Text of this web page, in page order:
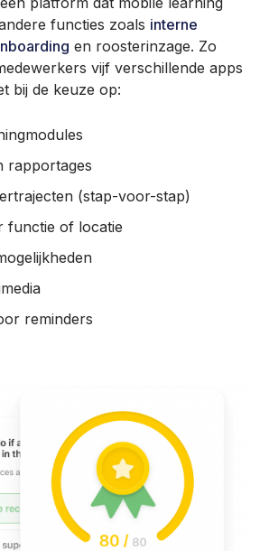
functies zoals interne
en roosterinzage. Zo
vijf verschillende apps
bij de keuze op:
rapportages
(stap-voor-stap)
functie of locatie
reminders